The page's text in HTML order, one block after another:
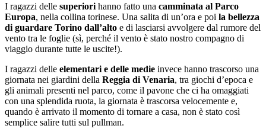
I ragazzi delle superiori hanno fatto una camminata al Parco
Europa, nella collina torinese. Una salita di un’ora e poi la bellezza
di guardare Torino dall’alto e di lasciarsi avvolgere dal rumore del
vento tra le foglie (sì, perché il vento è stato nostro compagno di
viaggio durante tutte le uscite!).
I ragazzi delle elementari e delle medie invece hanno trascorso una
giornata nei giardini della Reggia di Venaria, tra giochi d’epoca e
gli animali presenti nel parco, come il pavone che ci ha omaggiati
con una splendida ruota, la giornata è trascorsa velocemente e,
quando è arrivato il momento di tornare a casa, non è stato così
semplice salire tutti sul pullman.